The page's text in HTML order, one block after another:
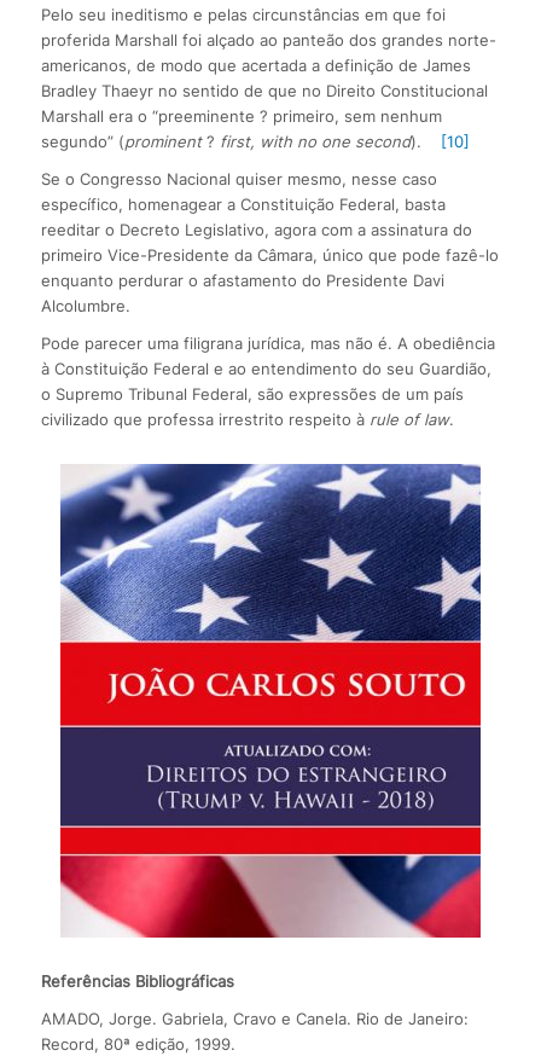
Pelo seu ineditismo e pelas circunstâncias em que foi
proferida Marshall foi alçado ao panteão dos grandes norte-
americanos, de modo que acertada a definição de James
Bradley Thaeyr no sentido de que no Direito Constitucional
Marshall era o “preeminente ? primeiro, sem nenhum
segundo” (prominent? first, with no one second).
[10]
Se o Congresso Nacional quiser mesmo, nesse caso
específico, homenagear a Constituição Federal, basta
reeditar o Decreto Legislativo, agora com a assinatura do
primeiro Vice-Presidente da Câmara, único que pode fazê-lo
enquanto perdurar o afastamento do Presidente Davi
Alcolumbre.
Pode parecer uma filigrana jurídica, mas não é. A obediência
à Constituição Federal e ao entendimento do seu Guardião,
o Supremo Tribunal Federal, são expressões de um país
civilizado que professa irrestrito respeito à rule of law.
Referências Bibliográficas
AMADO, Jorge. Gabriela, Cravo e Canela. Rio de Janeiro:
Record, 80ª edição, 1999.